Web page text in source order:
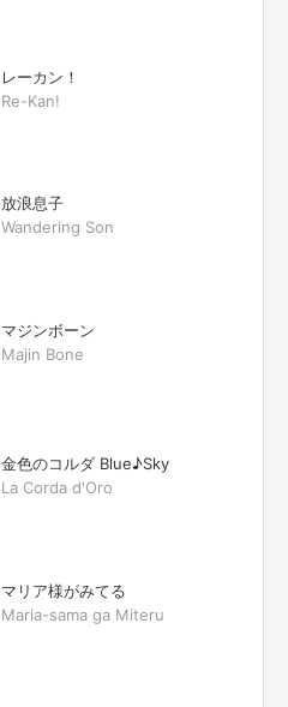
レーカン！
Re-Kan!
放浪息子
Wandering Son
マジンボーン
Majin Bone
金色のコルダ Blue♪Sky
La Corda d'Oro
マリア様がみてる
Maria-sama ga Miteru